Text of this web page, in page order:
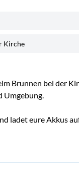
Kirche
Brunnen bei der
Umgebung.
ladet eure Akkus